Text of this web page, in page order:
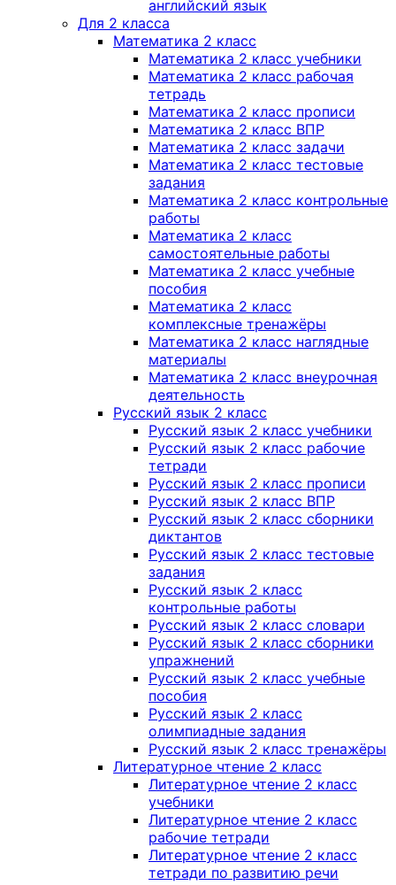
английский язык
Для 2 класса
Математика 2 класс
Математика 2 класс учебники
Математика 2 класс рабочая
тетрадь
Математика 2 класс прописи
Математика 2 класс ВПР
Математика 2 класс задачи
Математика 2 класс тестовые
задания
Математика 2 класс контрольные
работы
Математика 2 класс
самостоятельные работы
Математика 2 класс учебные
пособия
Математика 2 класс
комплексные тренажёры
Математика 2 класс наглядные
материалы
Математика 2 класс внеурочная
деятельность
Русский язык 2 класс
Русский язык 2 класс учебники
Русский язык 2 класс рабочие
тетради
Русский язык 2 класс прописи
Русский язык 2 класс ВПР
Русский язык 2 класс сборники
диктантов
Русский язык 2 класс тестовые
задания
Русский язык 2 класс
контрольные работы
Русский язык 2 класс словари
Русский язык 2 класс сборники
упражнений
Русский язык 2 класс учебные
пособия
Русский язык 2 класс
олимпиадные задания
Русский язык 2 класс тренажёры
Литературное чтение 2 класс
Литературное чтение 2 класс
учебники
Литературное чтение 2 класс
рабочие тетради
Литературное чтение 2 класс
тетради по развитию речи